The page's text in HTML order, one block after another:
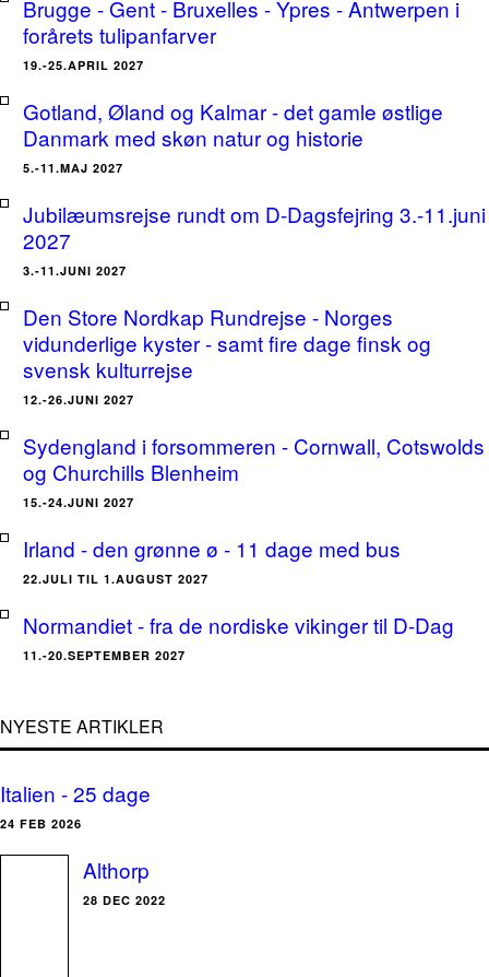
Brugge - Gent - Bruxelles - Ypres - Antwerpen i
forårets tulipanfarver
19.-25.APRIL 2027
Gotland, Øland og Kalmar - det gamle østlige
Danmark med skøn natur og historie
5.-11.MAJ 2027
Jubilæumsrejse rundt om D-Dagsfejring 3.-11.juni
2027
3.-11.JUNI 2027
Den Store Nordkap Rundrejse - Norges
vidunderlige kyster - samt fire dage finsk og
svensk kulturrejse
12.-26.JUNI 2027
Sydengland i forsommeren - Cornwall, Cotswolds
og Churchills Blenheim
15.-24.JUNI 2027
Irland - den grønne ø - 11 dage med bus
22.JULI TIL 1.AUGUST 2027
Normandiet - fra de nordiske vikinger til D-Dag
11.-20.SEPTEMBER 2027
NYESTE ARTIKLER
Italien - 25 dage
24 FEB 2026
Althorp
28 DEC 2022